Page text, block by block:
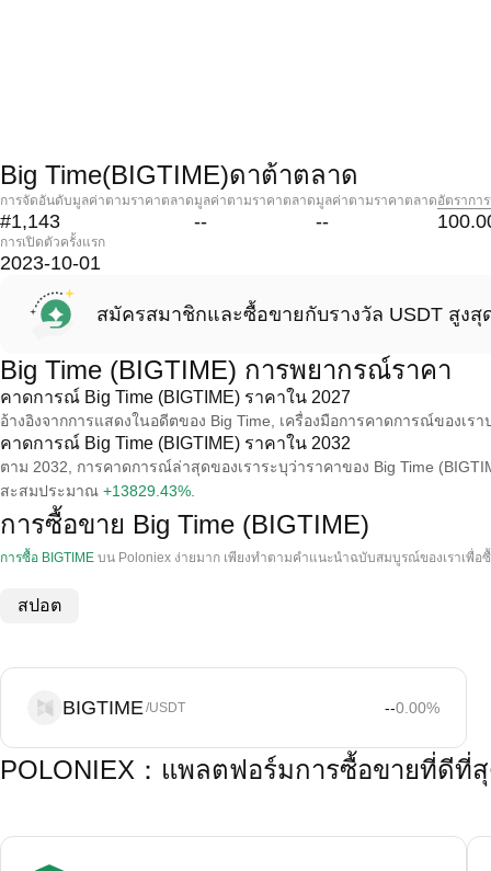
Big Time(BIGTIME)ดาต้าตลาด
การจัดอันดับมูลค่าตามราคาตลาด
#1,143
มูลค่าตามราคาตลาด
--
มูลค่าตามราคาตลาด
--
อัตรากา
การเปิดตัวครั้งแรก
2023-10-01
สมัครสมาชิกและซื้อขายกับรางวัล USDT สูงสุ
Big Time (BIGTIME) การพยากรณ์ราคา
คาดการณ์ Big Time (BIGTIME) ราคาใน 2027
อ้างอิงจากการแสดงในอดีตของ Big Time, เครื่องมือการคาดการณ์ของเร
คาดการณ์ Big Time (BIGTIME) ราคาใน 2032
ตาม 2032, การคาดการณ์ล่าสุดของเราระบุว่าราคาของ Big Time
สะสมประมาณ +13829.43%
การซื้อขาย Big Time (BIGTIME)
การซื้อ BIGTIME บน Poloniex ง่ายมาก เพียงทําตามคําแนะนําฉบับสมบูรณ์ของเราเพื่อ
สปอต
BIGTIME/USDT --0.00%
POLONIEX：แพลตฟอร์มการซื้อขายที่ดีที่สุ